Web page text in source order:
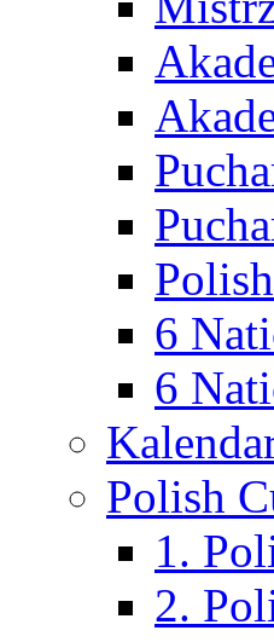
6
6
Polish
1.
2.